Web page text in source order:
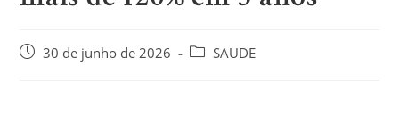
30 de junho de 2026 SAUDE